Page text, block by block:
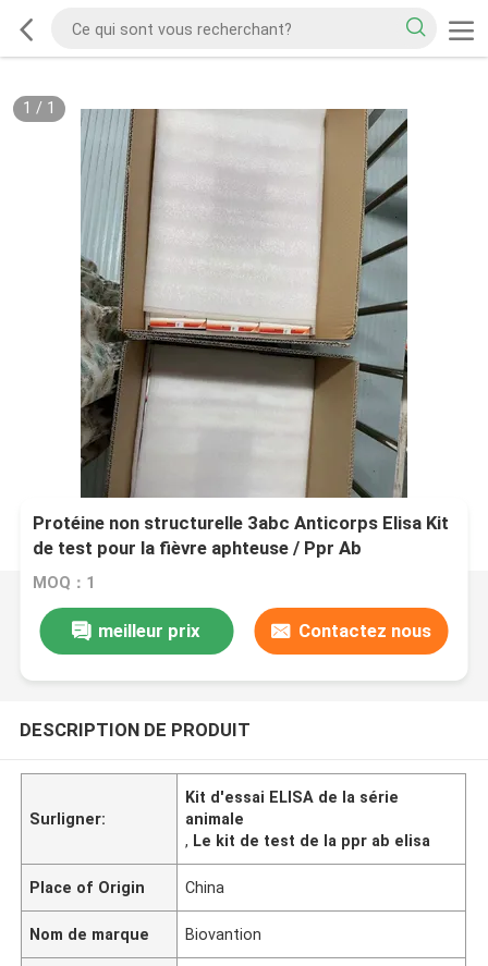
1 / 1
Protéine non structurelle 3abc Anticorps Elisa Kit
de test pour la fièvre aphteuse / Ppr Ab
MOQ：1
meilleur prix Contactez nous
DESCRIPTION DE PRODUIT
Surligner:
Kit d'essai ELISA de la série
animale
, Le kit de test de la ppr ab elisa
Place of Origin China
Nom de marque Biovantion